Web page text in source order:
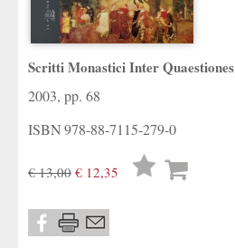
Scritti Monastici Inter Quaestiones
2003, pp. 68
ISBN978-88-7115-279-0
€ 13,00 € 12,35
Lista